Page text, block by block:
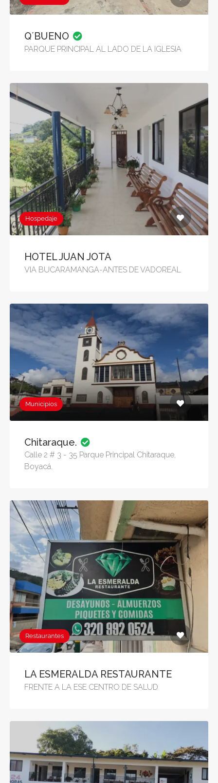
Q´BUENO
PARQUE PRINCIPAL AL LADO DE LA IGLESIA
Hospedaje
HOTEL JUAN JOTA
VIA BUCARAMANGA-ANTES DE VADOREAL
Municipios
Chitaraque.
Calle 2 # 3 - 35 Parque Principal Chitaraque,
Boyacá.
Restaurantes
LA ESMERALDA RESTAURANTE
FRENTE A LA ESE CENTRO DE SALUD